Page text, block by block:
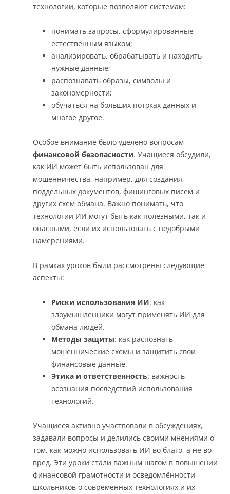
технологии, которые позволяют системам:
понимать запросы, сформулированные
естественным языком;
анализировать, обрабатывать и находить
нужные данные;
распознавать образы, символы и
закономерности;
обучаться на больших потоках данных и
многое другое.
Особое внимание было уделено вопросам
финансовой безопасности. Учащиеся обсудили,
как ИИ может быть использован для
мошенничества, например, для создания
поддельных документов, фишинговых писем и
других схем обмана. Важно понимать, что
технологии ИИ могут быть как полезными, так и
опасными, если их использовать с недобрыми
намерениями.
В рамках уроков были рассмотрены следующие
аспекты:
Риски использования ИИ: как
злоумышленники могут применять ИИ для
обмана людей.
Методы защиты: как распознать
мошеннические схемы и защитить свои
финансовые данные.
Этика и ответственность: важность
осознания последствий использования
технологий.
Учащиеся активно участвовали в обсуждениях,
задавали вопросы и делились своими мнениями о
том, как можно использовать ИИ во благо, а не во
вред. Эти уроки стали важным шагом в повышении
финансовой грамотности и осведомлённости
школьников о современных технологиях и их